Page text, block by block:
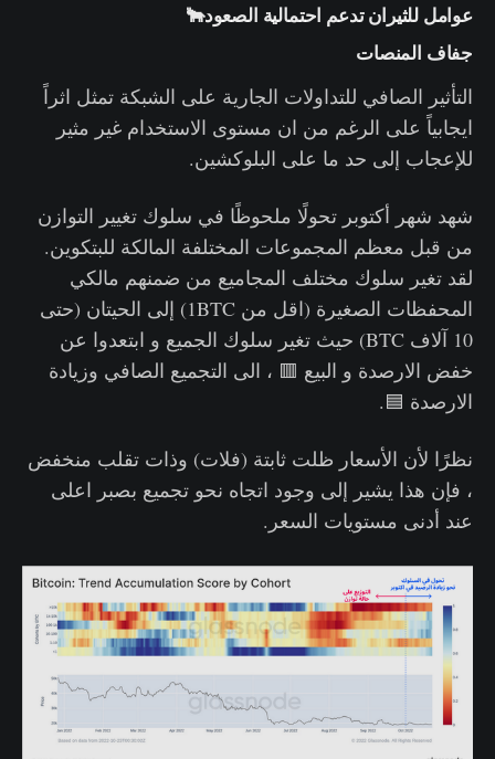
عوامل للثيران تدعم احتمالية الصعود🐂
جفاف المنصات
التأثير الصافي للتداولات الجارية على الشبكة تمثل اثراً
ايجابياً على الرغم من ان مستوى الاستخدام غير مثير
للإعجاب إلى حد ما على البلوكشين.
شهد شهر أكتوبر تحولًا ملحوظًا في سلوك تغيير التوازن
من قبل معظم المجموعات المختلفة المالكة للبتكوين.
لقد تغير سلوك مختلف المجاميع من ضمنهم مالكي
المحفظات الصغيرة (اقل من 1BTC) إلى الحيتان (حتى
10 آلاف BTC) حيث تغير سلوك الجميع و ابتعدوا عن
خفض الارصدة و البيع 🟥 ، الى التجميع الصافي وزيادة
الارصدة 🟦.
نظرًا لأن الأسعار ظلت ثابتة (فلات) وذات تقلب منخفض
، فإن هذا يشير إلى وجود اتجاه نحو تجميع بصبر اعلى
عند أدنى مستويات السعر.